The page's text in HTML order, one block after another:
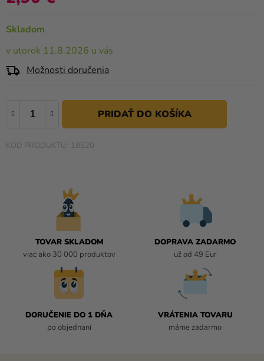
a merch
Sviatky
Kreatívne
potreby
produkty
Výpredaj
Kontakt
5,0
5
hviezdičiek.
Skladom
v utorok 11.8.2026 u vás
Možnosti doručenia
18520
TOVAR SKLADOM
viac ako 30 000 produktov
DOPRAVA ZADARMO
už od 49 Eur
DORUČENIE DO 1 DŇA
po objednaní
VRÁTENIA TOVARU
máme zadarmo